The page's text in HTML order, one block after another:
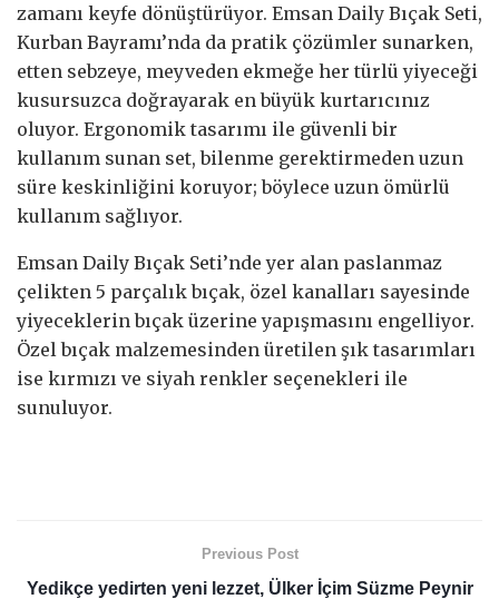
zamanı keyfe dönüştürüyor. Emsan Daily Bıçak Seti,
Kurban Bayramı’nda da pratik çözümler sunarken,
etten sebzeye, meyveden ekmeğe her türlü yiyeceği
kusursuzca doğrayarak en büyük kurtarıcınız
oluyor. Ergonomik tasarımı ile güvenli bir
kullanım sunan set, bilenme gerektirmeden uzun
süre keskinliğini koruyor; böylece uzun ömürlü
kullanım sağlıyor.
Emsan Daily Bıçak Seti’nde yer alan paslanmaz
çelikten 5 parçalık bıçak, özel kanalları sayesinde
yiyeceklerin bıçak üzerine yapışmasını engelliyor.
Özel bıçak malzemesinden üretilen şık tasarımları
ise kırmızı ve siyah renkler seçenekleri ile
sunuluyor.
Previous Post
Yedikçe yedirten yeni lezzet, Ülker İçim Süzme Peynir